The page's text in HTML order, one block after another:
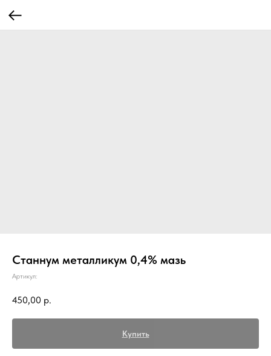
Станнум металликум 0,4% мазь
Артикул:
450,00 р.
Купить